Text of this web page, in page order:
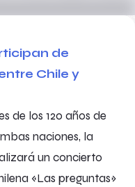
de los 120 años de
naciones, la
un concierto
«Las preguntas»